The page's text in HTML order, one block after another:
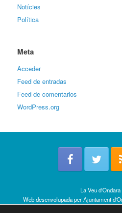
Notícies
Política
Meta
Acceder
Feed de entradas
Feed de comentarios
WordPress.org
La Veu
Web desenvolupada perAjuntament